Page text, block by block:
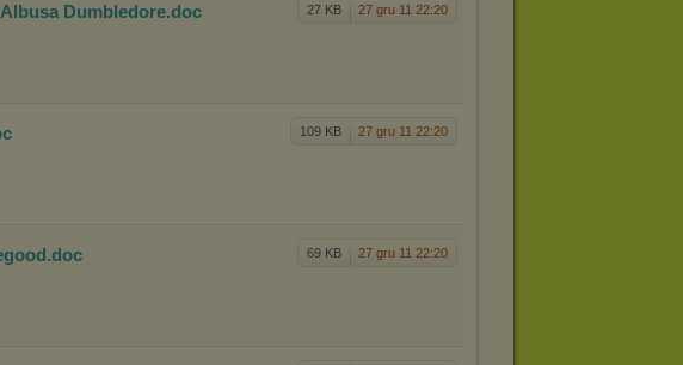
27 KB 27 gru 11 22:20
Albusa Dumbledore.doc
109 KB 27 gru 11 22:20
69 KB 27 gru 11 22:20
.doc